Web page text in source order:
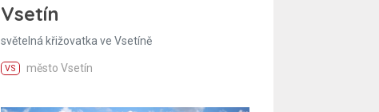
Vsetín
světelná křižovatka ve Vsetíně
VS město Vsetín